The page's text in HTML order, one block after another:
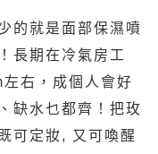
的就是面部保濕噴
長期在冷氣房工
右，成個人會好
缺水乜都齊！把玫
可定妝, 又可喚醒